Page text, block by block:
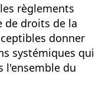
règlements
de droits de la
donner
systémiques qui
l'ensemble du